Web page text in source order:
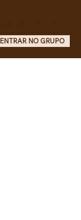
ENTRAR NO GRUPO